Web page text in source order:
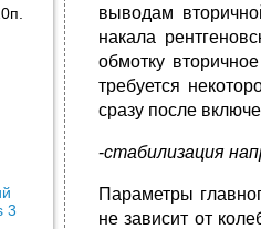
3
выводам
накала
обмотку
требуется
сразу после
-стабилизация
Параметры
не зависит от